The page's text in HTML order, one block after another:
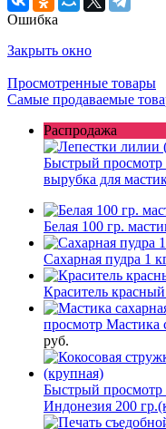
Ошибка
Закрыть окно
Просмотренные товары
Самые продаваемые
Распродажа
Быстрый просмотр
вырубка для
Белая 100 гр.
Сахарная пудра 1
Краситель
просмотр Мастика
руб.
Быстрый просмотр
Индонезия 200